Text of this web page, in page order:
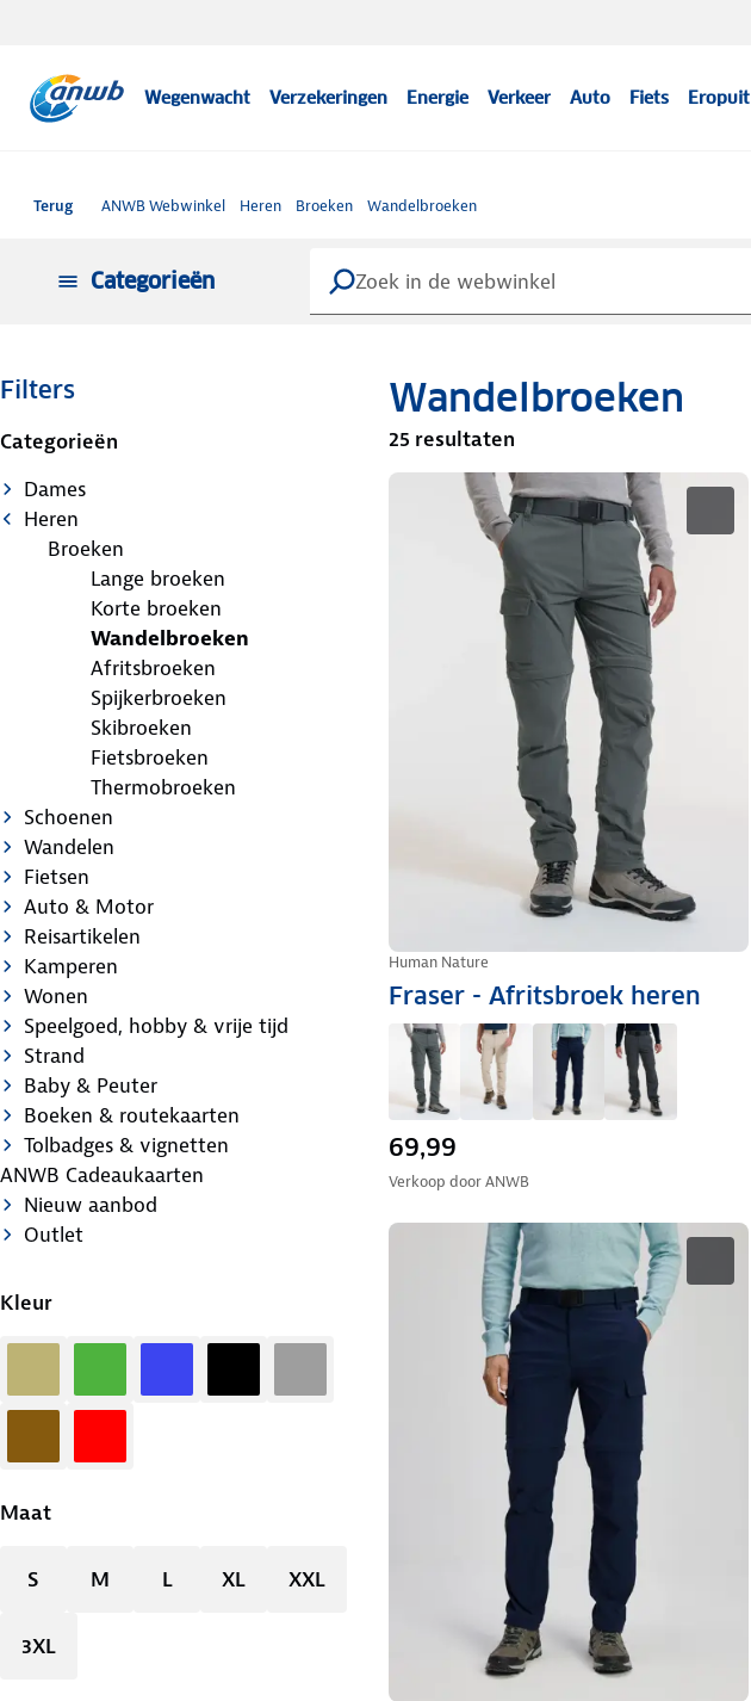
Wegenwacht Verzekeringen Energie Verkeer Auto Fiets Eropuit
Terug ANWB Webwinkel Heren Broeken Wandelbroeken
Categorieën
Filters
Categorieën
Dames
Heren
Broeken
Lange broeken
Korte broeken
Wandelbroeken
Afritsbroeken
Spijkerbroeken
Skibroeken
Fietsbroeken
Thermobroeken
Schoenen
Wandelen
Fietsen
Auto & Motor
Reisartikelen
Kamperen
Wonen
Speelgoed, hobby & vrije tijd
Strand
Baby & Peuter
Boeken & routekaarten
Tolbadges & vignetten
ANWB Cadeaukaarten
Nieuw aanbod
Outlet
Kleur
Maat
S M L XL XXL
3XL
Wandelbroeken
25 resultaten
Human Nature
Fraser - Afritsbroek heren
69,99
Verkoop doorANWB